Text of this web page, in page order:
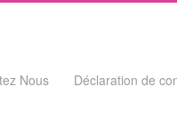
Nous Déclaration de